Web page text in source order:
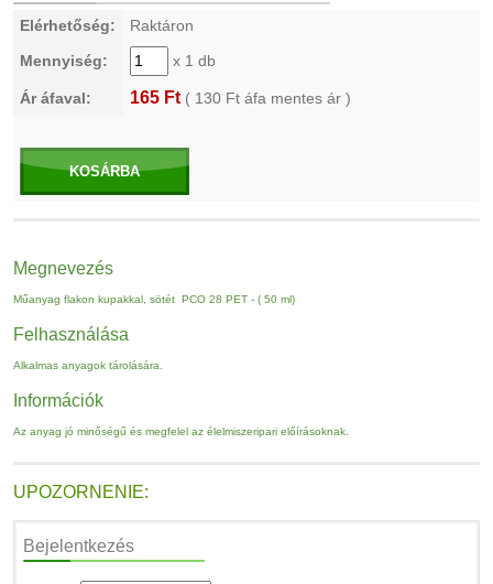
Elérhetőség:
Raktáron
Mennyiség:
x 1 db
Ár áfaval: 165 Ft ( 130 Ft áfa mentes ár )
KOSÁRBA
Megnevezés
Műanyag flakon kupakkal, sötét PCO 28 PET - ( 50 ml)
Felhasználása
Alkalmas anyagok tárolására.
Információk
Az anyag jó minőségű és megfelel az élelmiszeripari előírásoknak.
UPOZORNENIE:
Bejelentkezés